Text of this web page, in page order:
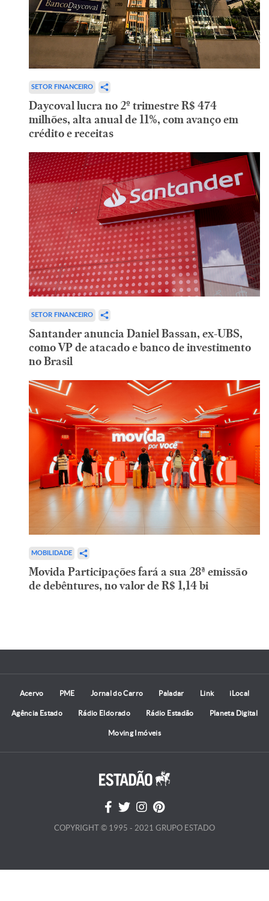
SETOR FINANCEIRO
Daycoval lucra no 2º trimestre R$ 474
milhões, alta anual de 11%, com avanço em
crédito e receitas
SETOR FINANCEIRO
Santander anuncia Daniel Bassan, ex-UBS,
como VP de atacado e banco de investimento
no Brasil
MOBILIDADE
Movida Participações fará a sua 28ª emissão
de debêntures, no valor de R$ 1,14 bi
Acervo PME Jornal do Carro Paladar Link iLocal
Agência Estado Rádio Eldorado Rádio Estadão Planeta Digital
Moving Imóveis
COPYRIGHT © 1995 - 2021 GRUPO ESTADO